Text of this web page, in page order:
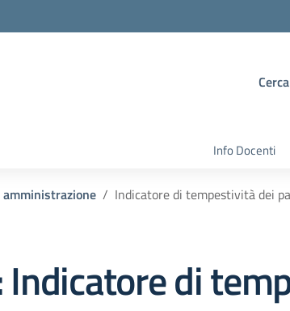
Cerca
Info Docenti
Indicatore di tempestività dei
Indicatore di